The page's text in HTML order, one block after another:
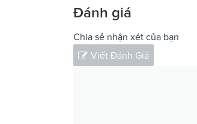
Đánh giá
Chia sẻ nhận xét của bạn
Viết Đánh Giá